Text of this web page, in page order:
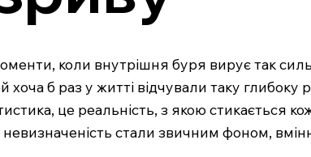
коли внутрішня буря вирує так
б раз у житті відчували таку глибоку
це реальність, з якою стикається
невизначеність стали звичним фоном,